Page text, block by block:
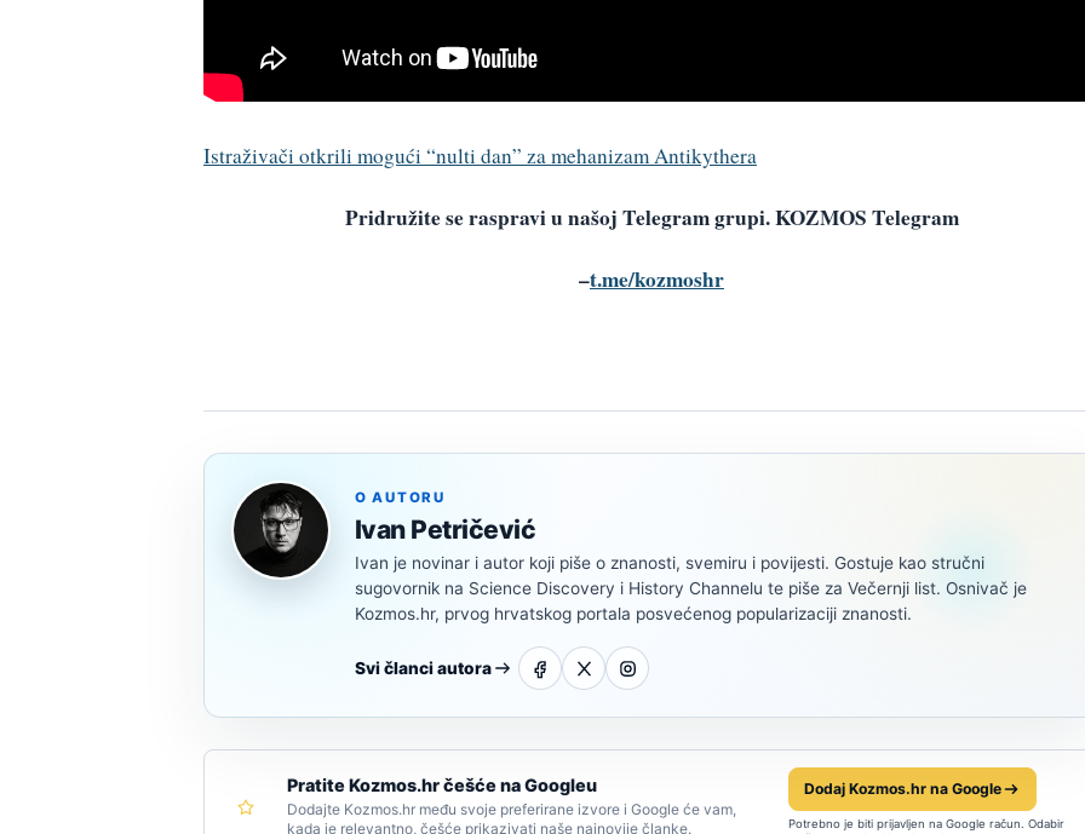
Istraživači otkrili mogući “nulti dan” za mehanizam Antikythera
Pridružite se raspravi u našoj Telegram grupi. KOZMOS Telegram
–t.me/kozmoshr
O AUTORU
Ivan Petričević
Ivan je novinar i autor koji piše o znanosti, svemiru i povijesti. Gostuje kao stručni
sugovornik na Science Discovery i History Channelu te piše za Večernji list. Osnivač je
Kozmos.hr, prvog hrvatskog portala posvećenog popularizaciji znanosti.
Svi članci autora
Pratite Kozmos.hr češće na Googleu
Dodajte Kozmos.hr među svoje preferirane izvore i Google će vam,
kada je relevantno, češće prikazivati naše najnovije članke.
Dodaj Kozmos.hr na Google
Potrebno je biti prijavljen na Google račun. Odabir